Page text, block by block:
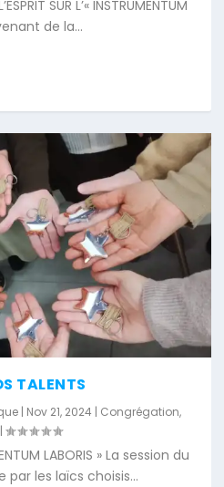
SUR L’« INSTRUMENTUM
de la...
TALENTS
| Nov 21, 2024 | Congrégation,
|
LABORIS » La session du
les laïcs choisis...